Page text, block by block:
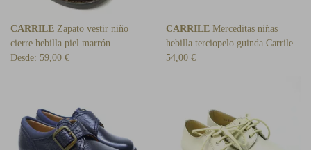
CARRILE Zapato vestir niño
cierre hebilla piel marrón
Desde: 59,00 €
CARRILE Merceditas niñas
hebilla terciopelo guinda Carrile
54,00 €